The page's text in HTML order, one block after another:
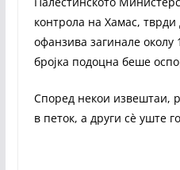
контрола на Хамас, тврди
офанзива загинале околу
бројка подоцна беше
Според некои извештаи,
в петок, а други сè уште